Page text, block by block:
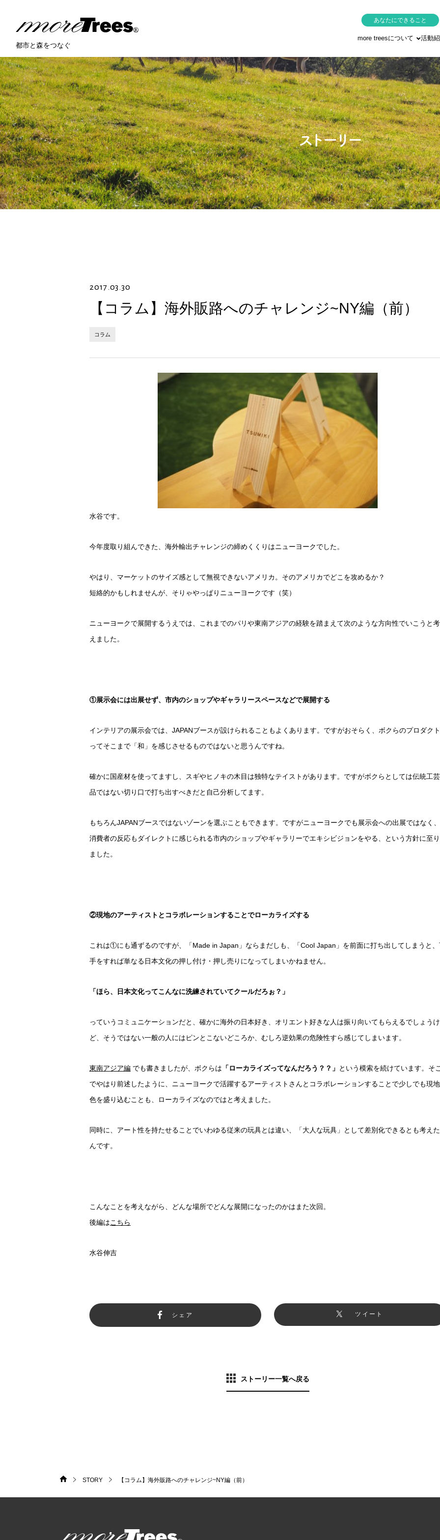
都市と森をつなぐ
more treesについて 活動
あなたにできること
2017.03.30
【コラム】海外販路へのチャレンジ~NY編（前）
コラム
水谷です。
今年度取り組んできた、海外輸出チャレンジの締めくくりはニューヨークでした。
やはり、マーケットのサイズ感として無視できないアメリカ。そのアメリカでどこを攻めるか？
短絡的かもしれませんが、そりゃやっぱりニューヨークです（笑）
ニューヨークで展開するうえでは、これまでのパリや東南アジアの経験を踏まえて次のような方向性でいこうと考
えました。
①展示会には出展せず、市内のショップやギャラリースペースなどで展開する
インテリアの展示会では、JAPANブースが設けられることもよくあります。ですがおそらく、ボクらのプロダクト
ってそこまで「和」を感じさせるものではないと思うんですね。
確かに国産材を使ってますし、スギやヒノキの木目は独特なテイストがあります。ですがボクらとしては伝統工芸
品ではない切り口で打ち出すべきだと自己分析してます。
もちろんJAPANブースではないゾーンを選ぶこともできます。ですがニューヨークでも展示会への出展ではなく、
消費者の反応もダイレクトに感じられる市内のショップやギャラリーでエキシビジョンをやる、という方針に至り
ました。
②現地のアーティストとコラボレーションすることでローカライズする
これは①にも通ずるのですが、「Made in Japan」ならまだしも、「Cool Japan」を前面に打ち出してしまうと
手をすれば単なる日本文化の押し付け・押し売りになってしまいかねません。
「ほら、日本文化ってこんなに洗練されていてクールだろぉ？」
っていうコミュニケーションだと、確かに海外の日本好き、オリエント好きな人は振り向いてもらえるでしょうけ
ど、そうではない一般の人にはピンとこないどころか、むしろ逆効果の危険性すら感じてしまいます。
東南アジア編 でも書きましたが、ボクらは 「ローカライズってなんだろう？？」 という模索を続けています。そ
でやはり前述したように、ニューヨークで活躍するアーティストさんとコラボレーションすることで少しでも現地
色を盛り込むことも、ローカライズなのではと考えました。
同時に、アート性を持たせることでいわゆる従来の玩具とは違い、「大人な玩具」として差別化できるとも考えた
んです。
こんなことを考えながら、どんな場所でどんな展開になったのかはまた次回。
後編はこちら
水谷伸吉
シェア ツイート
ストーリー一覧へ戻る
STORY
【コラム】海外販路へのチャレンジ~NY編（前）